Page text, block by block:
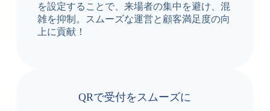
を設定することで、来場者の集中を避け、混
雑を抑制。スムーズな運営と顧客満足度の向
上に貢献！
QRで受付をスムーズに